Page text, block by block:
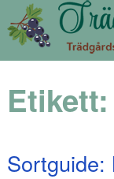
Etikett:
Sortguide: